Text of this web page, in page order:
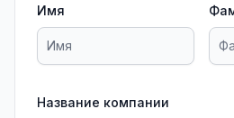
Имя
Название компании